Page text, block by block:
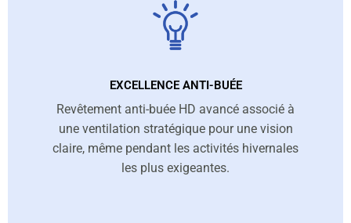
EXCELLENCE ANTI-BUÉE
Revêtement anti-buée HD avancé associé à
une ventilation stratégique pour une vision
claire, même pendant les activités hivernales
les plus exigeantes.